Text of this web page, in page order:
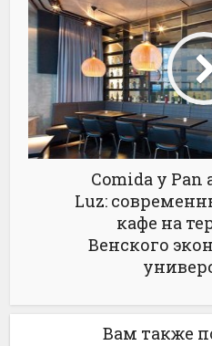
Comida y Pan
Luz:
кафе на
Венского
Вам также